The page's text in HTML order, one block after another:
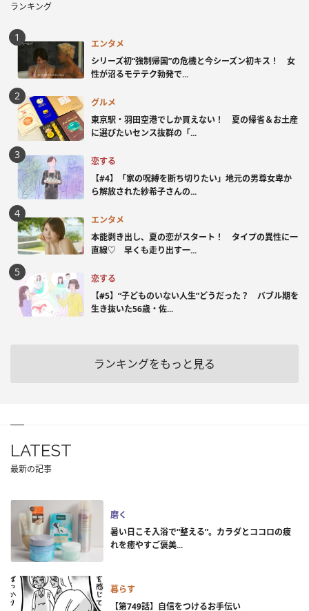
ランキング
エンタメ
シリーズ初“強制帰国”の危機と今シーズン初キス！ 女
性が沼るモテテク勃発で...
グルメ
東京駅・羽田空港でしか買えない！ 夏の帰省＆お土産
に選びたいセンス抜群の「...
恋する
【#4】「家の呪縛を断ち切りたい」地元の男尊女卑か
ら解放された紗希子さんの...
エンタメ
本能剥き出し、夏の恋がスタート！ タイプの異性に一
直線♡ 早くも走り出す一...
恋する
【#5】“子どものいない人生”どうだった？ バブル期を
生き抜いた56歳・佐...
ランキングをもっと見る
LATEST
最新の記事
磨く
暑い日こそ入浴で“整える”。カラダとココロの疲
れを癒やすご褒美...
暮らす
【第749話】自信をつけるお手伝い